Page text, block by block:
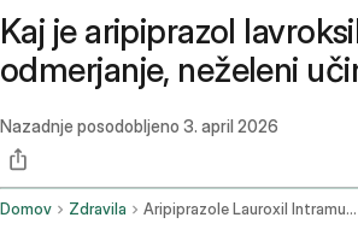
Kaj je aripiprazol
odmerjanje, neželeni
Nazadnje posodobljeno 3. april 2026
Domov Zdravila Aripiprazole Lauroxil Intramuscular Route